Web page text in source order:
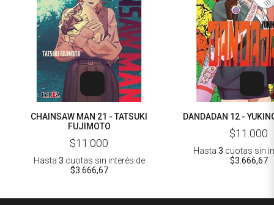
CHAINSAW MAN 21 - TATSUKI
FUJIMOTO
$11.000
Hasta 3 cuotas sin interés de
$3.666,67
DANDADAN 12 -
$11.000
Hasta 3 cuotas sin
$3.666,67